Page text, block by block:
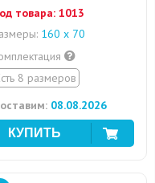
товара: 1013
160 х 70
8 размеров
08.08.2026